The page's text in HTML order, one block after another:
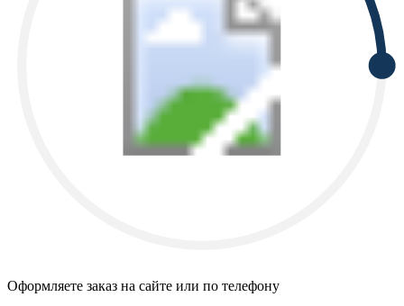
Оформляете заказ на сайте или по телефону